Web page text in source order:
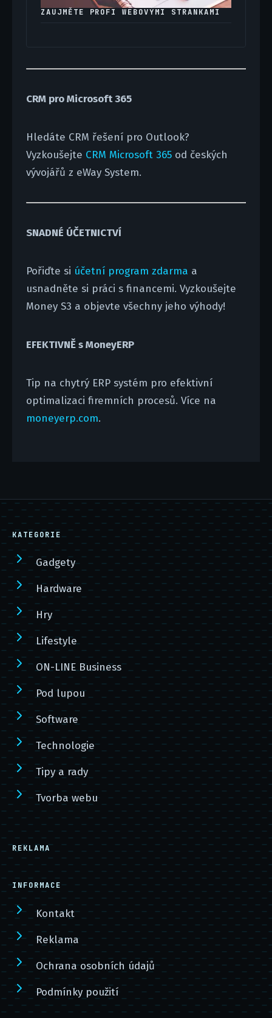
ZAUJMĚTE PROFI WEBOVÝMI STRÁNKAMI
CRM pro Microsoft 365
Hledáte CRM řešení pro Outlook?
Vyzkoušejte CRM Microsoft 365od českých
vývojářů z eWay System.
SNADNÉ ÚČETNICTVÍ
Pořiďte si účetní program zdarma a
usnadněte si práci s financemi. Vyzkoušejte
Money S3 a objevte všechny jeho výhody!
EFEKTIVNĚ s MoneyERP
Tip na chytrý ERP systém pro efektivní
optimalizaci firemních procesů. Více na
moneyerp.com.
KATEGORIE
Gadgety
Hardware
Hry
Lifestyle
ON-LINE Business
Pod lupou
Software
Technologie
Tipy a rady
Tvorba webu
REKLAMA
INFORMACE
Kontakt
Reklama
Ochrana osobních údajů
Podmínky použití